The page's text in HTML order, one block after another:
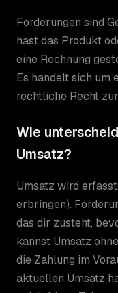
Forderungen sind
hast das Produkt
eine Rechnung
Es handelt sich um
rechtliche Recht
Wie
Umsatz?
Umsatz wird
erbringen).
das dir zusteht,
kannst Umsatz
die Zahlung im
aktuellen Umsatz